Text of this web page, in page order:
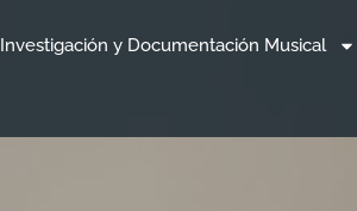
Investigación y Documentación Musical